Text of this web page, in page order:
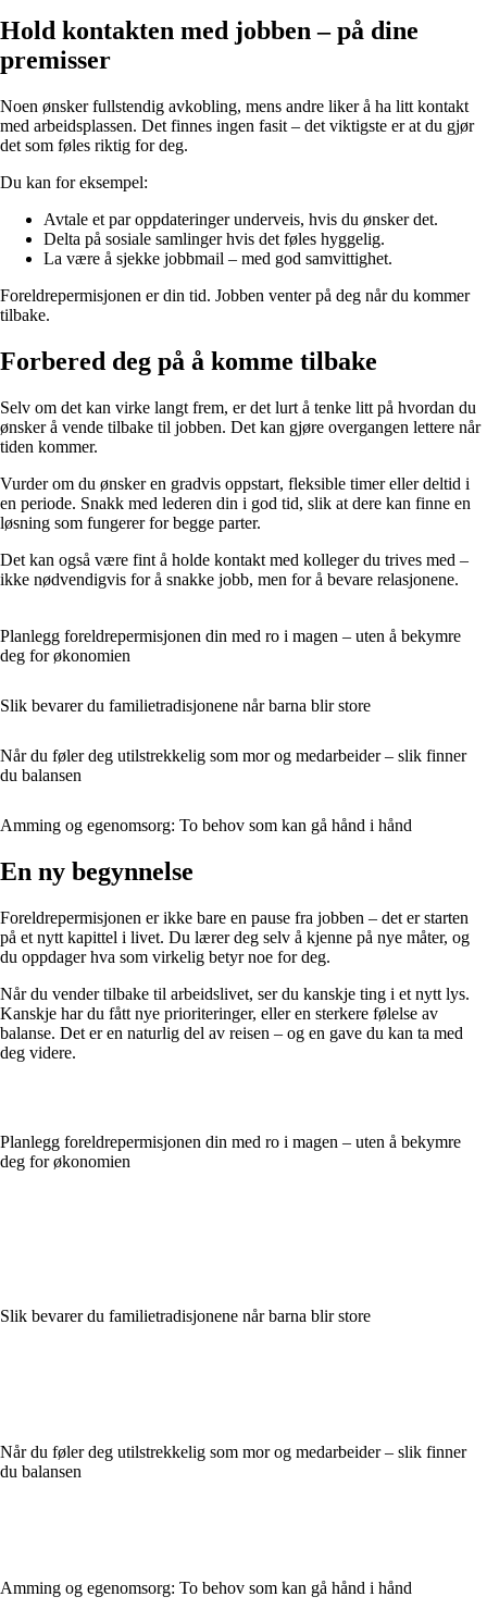
Hold kontakten med jobben – på dine
premisser
Noen ønsker fullstendig avkobling, mens andre liker å ha litt kontakt
med arbeidsplassen. Det finnes ingen fasit – det viktigste er at du gjør
det som føles riktig for deg.
Du kan for eksempel:
Avtale et par oppdateringer underveis, hvis du ønsker det.
Delta på sosiale samlinger hvis det føles hyggelig.
La være å sjekke jobbmail – med god samvittighet.
Foreldrepermisjonen er din tid. Jobben venter på deg når du kommer
tilbake.
Forbered deg på å komme tilbake
Selv om det kan virke langt frem, er det lurt å tenke litt på hvordan du
ønsker å vende tilbake til jobben. Det kan gjøre overgangen lettere når
tiden kommer.
Vurder om du ønsker en gradvis oppstart, fleksible timer eller deltid i
en periode. Snakk med lederen din i god tid, slik at dere kan finne en
løsning som fungerer for begge parter.
Det kan også være fint å holde kontakt med kolleger du trives med –
ikke nødvendigvis for å snakke jobb, men for å bevare relasjonene.
Planlegg foreldrepermisjonen din med ro i magen – uten å bekymre
deg for økonomien
Slik bevarer du familietradisjonene når barna blir store
Når du føler deg utilstrekkelig som mor og medarbeider – slik finner
du balansen
Amming og egenomsorg: To behov som kan gå hånd i hånd
En ny begynnelse
Foreldrepermisjonen er ikke bare en pause fra jobben – det er starten
på et nytt kapittel i livet. Du lærer deg selv å kjenne på nye måter, og
du oppdager hva som virkelig betyr noe for deg.
Når du vender tilbake til arbeidslivet, ser du kanskje ting i et nytt lys.
Kanskje har du fått nye prioriteringer, eller en sterkere følelse av
balanse. Det er en naturlig del av reisen – og en gave du kan ta med
deg videre.
Planlegg foreldrepermisjonen din med ro i magen – uten å bekymre
deg for økonomien
Slik bevarer du familietradisjonene når barna blir store
Når du føler deg utilstrekkelig som mor og medarbeider – slik finner
du balansen
Amming og egenomsorg: To behov som kan gå hånd i hånd